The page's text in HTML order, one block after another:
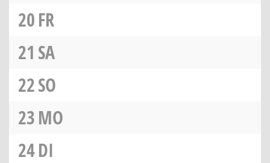
20FR
21 SA
22SO
23MO
24DI